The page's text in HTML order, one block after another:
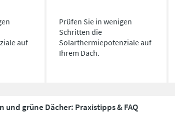
auf
Prüfen Sie in wenigen
Schritten die
Solarthermiepotenziale auf
Ihrem Dach.
und grüne Dächer: Praxistipps & FAQ